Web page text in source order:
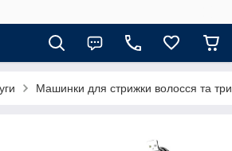
Машинки для стрижки волосся та